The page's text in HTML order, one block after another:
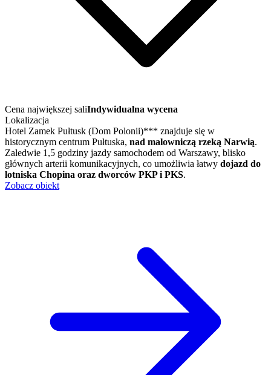
Cena największej saliIndywidualna wycena
Lokalizacja
Hotel Zamek Pułtusk (Dom Polonii)*** znajduje się w
historycznym centrum Pułtuska, nad malowniczą rzeką Narwią.
Zaledwie 1,5 godziny jazdy samochodem od Warszawy, blisko
głównych arterii komunikacyjnych, co umożliwia łatwy dojazd do
lotniska Chopina oraz dworców PKP i PKS.
Zobacz obiekt